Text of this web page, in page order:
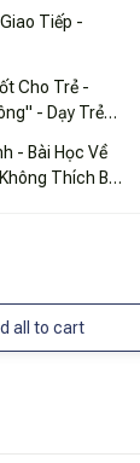
Tiếp -
Cho Trẻ -
- Dạy Trẻ
- Bài Học Về
Thích Bị
all to cart